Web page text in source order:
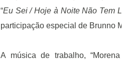
“Eu Sei / Hoje à Noite Não Tem
participação especial de Brunno
A música de trabalho,